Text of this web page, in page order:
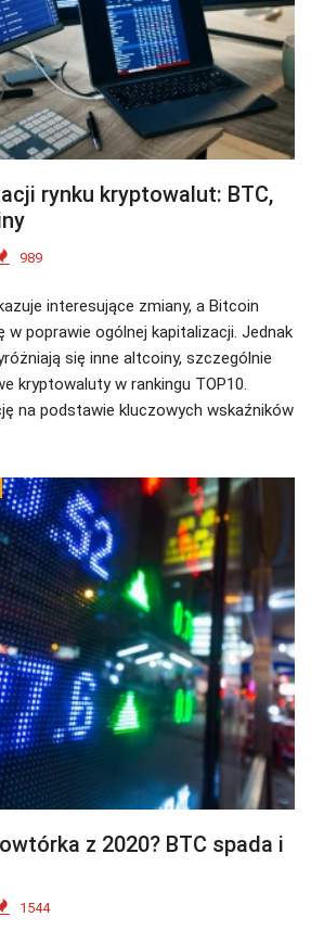
rynku kryptowalut: BTC,
989
interesujące zmiany, a Bitcoin
w poprawie ogólnej kapitalizacji. Jednak
się inne altcoiny, szczególnie
kryptowaluty w rankingu TOP10.
na podstawie kluczowych wskaźników
z 2020? BTC spada i
1544